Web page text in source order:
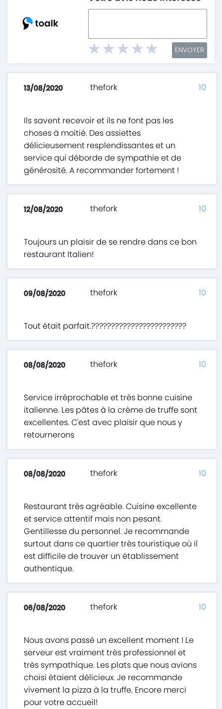
ENVOYER
13/08/2020 thefork
Ils savent recevoir et ils ne font pas les
choses à moitié. Des assiettes
délicieusement resplendissantes et un
service qui déborde de sympathie et de
générosité. A recommander fortement !
10
12/08/2020 thefork
Toujours un plaisir de se rendre dans ce bon
restaurant Italien!
10
09/08/2020 thefork
Tout était parfait.????????????????????????
10
08/08/2020 thefork
Service irréprochable et très bonne cuisine
italienne. Les pâtes à la crème de truffe sont
excellentes. C'est avec plaisir que nous y
retournerons
10
08/08/2020 thefork
Restaurant très agréable. Cuisine excellente
et service attentif mais non pesant.
Gentillesse du personnel. Je recommande
surtout dans ce quartier très touristique où il
est difficile de trouver un établissement
authentique.
10
06/08/2020 thefork
Nous avons passé un excellent moment ! Le
serveur est vraiment très professionnel et
très sympathique. Les plats que nous avions
choisi étaient délicieux. Je recommande
vivement la pizza à la truffe. Encore merci
pour votre accueil!
10